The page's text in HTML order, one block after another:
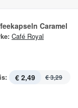
Caramel
Café Royal
€ 2,49 € 3,29